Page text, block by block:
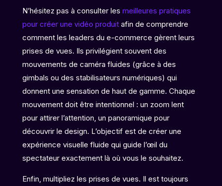
N’hésitez pas à consulter les meilleures pratiques
pour créer une vidéo produitafin de comprendre
comment les leaders du e-commerce gèrent leurs
prises de vues. Ils privilégient souvent des
mouvements de caméra fluides (grâce à des
gimbals ou des stabilisateurs numériques) qui
donnent une sensation de haut de gamme. Chaque
mouvement doit être intentionnel : un zoom lent
pour attirer l’attention, un panoramique pour
découvrir le design. L’objectif est de créer une
expérience visuelle fluide qui guide l’œil du
spectateur exactement là où vous le souhaitez.
Enfin, multipliez les prises de vues. Il est toujours